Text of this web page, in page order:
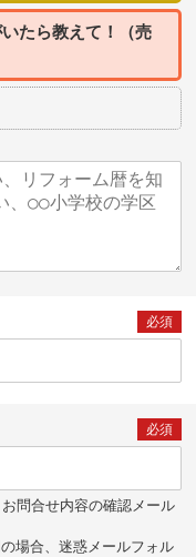
たら教えて！（売
必須
必須
問合せ内容の確認メール
場合、迷惑メールフォル